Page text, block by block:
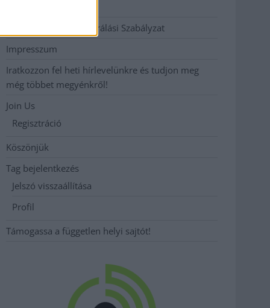
Hozzászólási és Moderálási Szabályzat
Impresszum
Iratkozzon fel heti hírlevelünkre és tudjon meg
még többet megyénkről!
Join Us
Regisztráció
Köszönjük
Tag bejelentkezés
Jelszó visszaállítása
Profil
Támogassa a független helyi sajtót!